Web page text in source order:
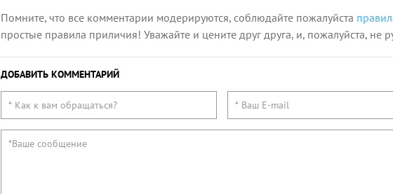
Помните, что все комментарии модерируются, соблюдайте пожалуйста
простые правила приличия! Уважайте и цените друг друга, и, пожалуйста, не
ДОБАВИТЬ КОММЕНТАРИЙ